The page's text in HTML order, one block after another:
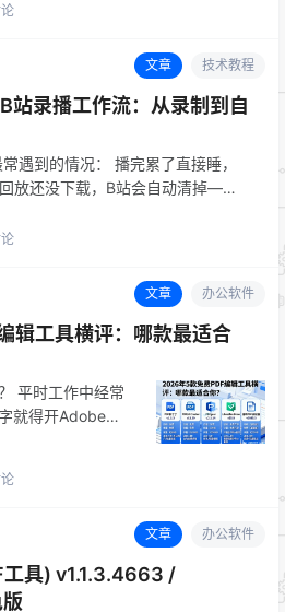
文章 技术教程
录播工作流：从录制到自
遇到的情况： 播完累了直接睡，
放还没下载，B站会自动清掉——
一遍才能上传，每操作一次都要等
文章 办公软件
辑工具横评：哪款最适合
平时工作中经常
就得开Adobe
个维度做个深度对
文章 办公软件
工具) v1.1.3.4663 /